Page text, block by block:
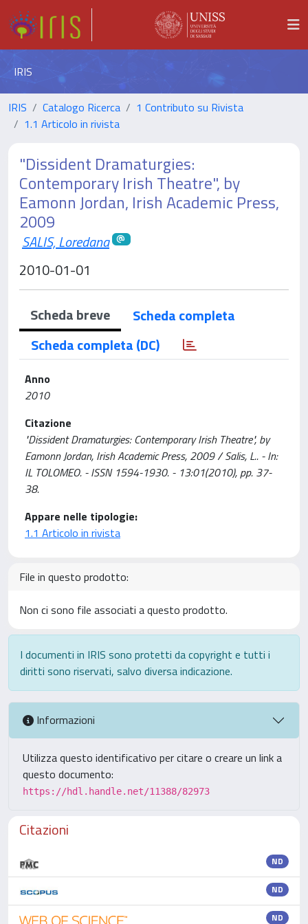
IRIS
IRIS Catalogo Ricerca
1 Contributo su Rivista
1.1 Articolo in rivista
"Dissident Dramaturgies:
Contemporary Irish Theatre", by
Eamonn Jordan, Irish Academic Press,
2009
SALIS, Loredana
2010-01-01
Scheda breve
Scheda completa
Scheda completa (DC)
Anno
2010
Citazione
"Dissident Dramaturgies: Contemporary Irish Theatre", by
Eamonn Jordan, Irish Academic Press, 2009 / Salis, L.. - In:
IL TOLOMEO. - ISSN 1594-1930. - 13:01(2010), pp. 37-
38.
Appare nelle tipologie:
1.1 Articolo in rivista
File in questo prodotto:
Non ci sono file associati a questo prodotto.
I documenti in IRIS sono protetti da copyright e tutti i
diritti sono riservati, salvo diversa indicazione.
Informazioni
Utilizza questo identificativo per citare o creare un link a
questo documento:
https://hdl.handle.net/11388/82973
Citazioni
ND
ND
ND